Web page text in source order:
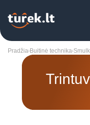
Pradžia Buitinė technika